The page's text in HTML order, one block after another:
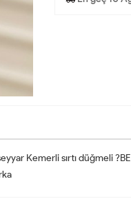
Kemerli sırtı düğmeli